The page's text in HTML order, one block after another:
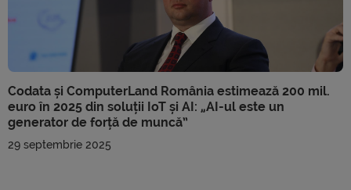
Codata și ComputerLand România estimează 200 mil.
euro în 2025 din soluții IoT și AI: „AI-ul este un
generator de forță de muncă”
29 septembrie 2025